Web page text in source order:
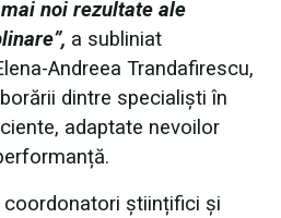
noi rezultate ale
a subliniat
Andreea Trandafirescu,
dintre specialiști în
adaptate nevoilor
coordonatori științifici și